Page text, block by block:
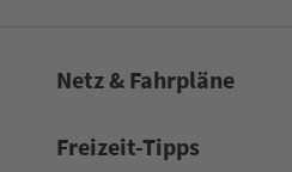
Netz & Fahrpläne
Frei­zeit-Tipps